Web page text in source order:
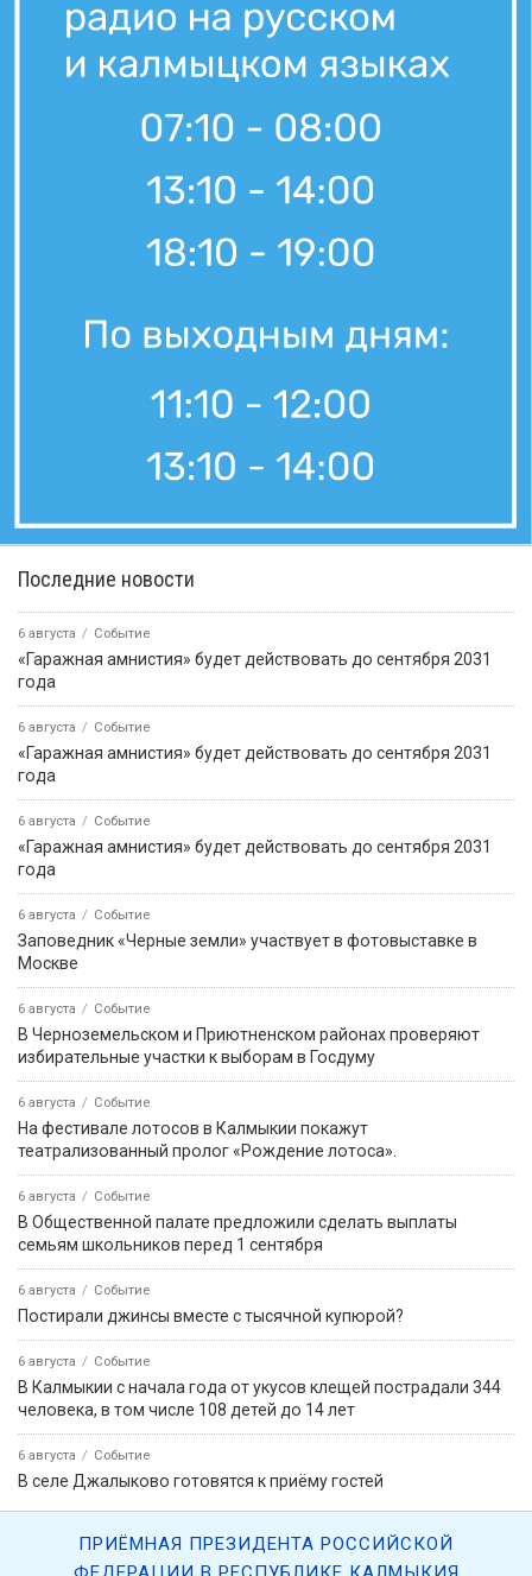
Последние новости
6 августа Событие
«Гаражная амнистия» будет действовать до сентября 2031
года
6 августа Событие
«Гаражная амнистия» будет действовать до сентября 2031
года
6 августа Событие
«Гаражная амнистия» будет действовать до сентября 2031
года
6 августа Событие
Заповедник «Черные земли» участвует в фотовыставке в
Москве
6 августа Событие
В Черноземельском и Приютненском районах проверяют
избирательные участки к выборам в Госдуму
6 августа Событие
На фестивале лотосов в Калмыкии покажут
театрализованный пролог «Рождение лотоса».
6 августа Событие
В Общественной палате предложили сделать выплаты
семьям школьников перед 1 сентября
6 августа Событие
Постирали джинсы вместе с тысячной купюрой?
6 августа Событие
В Калмыкии с начала года от укусов клещей пострадали 344
человека, в том числе 108 детей до 14 лет
6 августа Событие
В селе Джалыково готовятся к приёму гостей
ПРИЁМНАЯ ПРЕЗИДЕНТА РОССИЙСКОЙ